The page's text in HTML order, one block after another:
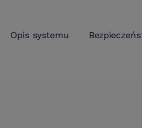
Opis systemu